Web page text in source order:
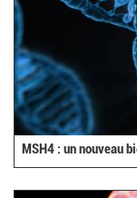
MSH4 : un nouveau